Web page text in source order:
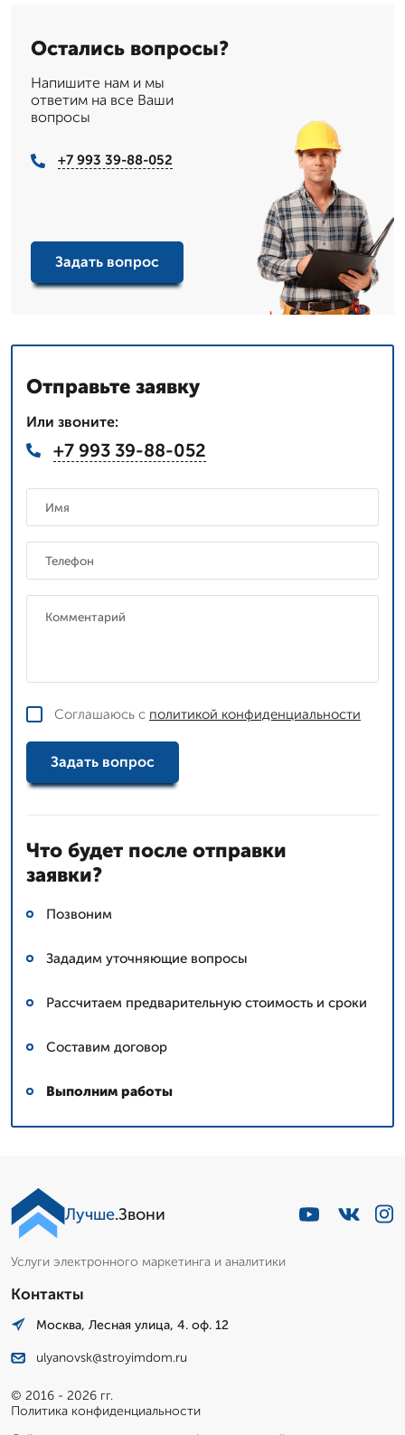
Остались вопросы?
Напишите нам и мы
ответим на все Ваши
вопросы
+7 993 39-88-052
Задать вопрос
Отправьте заявку
Или звоните:
+7 993 39-88-052
Соглашаюсь с политикой конфиденциальности
Задать вопрос
Что будет после отправки
заявки?
Позвоним
Зададим уточняющие вопросы
Рассчитаем предварительную стоимость и сроки
Составим договор
Выполним работы
Лучше.Звони
Услуги электронного маркетинга и аналитики
Контакты
Москва, Лесная улица, 4. оф. 12
ulyanovsk@stroyimdom.ru
© 2016 - 2026 гг.
Политика конфиденциальности